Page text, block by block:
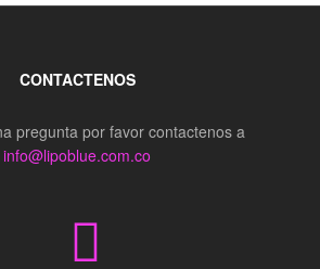
CONTACTENOS
pregunta por favor contactenos a
info@lipoblue.com.co